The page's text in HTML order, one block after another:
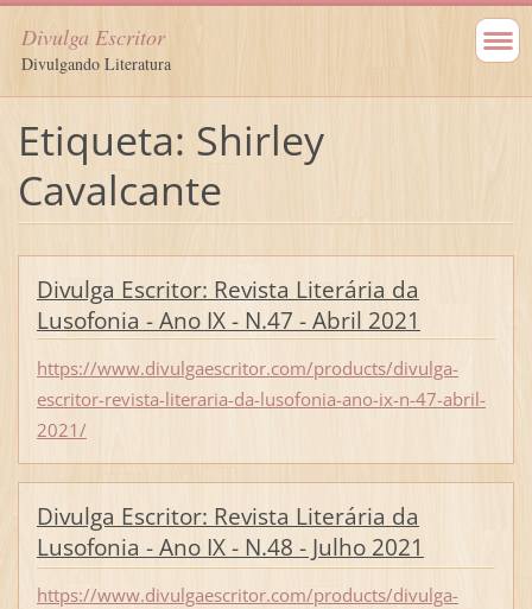
Divulga Escritor
Divulgando Literatura
Etiqueta: Shirley
Cavalcante
Divulga Escritor: Revista Literária da
Lusofonia - Ano IX - N.47 - Abril 2021
https://www.divulgaescritor.com/products/divulga-
escritor-revista-literaria-da-lusofonia-ano-ix-n-47-abril-
2021/
Divulga Escritor: Revista Literária da
Lusofonia - Ano IX - N.48 - Julho 2021
https://www.divulgaescritor.com/products/divulga-